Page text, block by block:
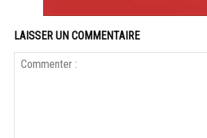
LAISSER UN COMMENTAIRE